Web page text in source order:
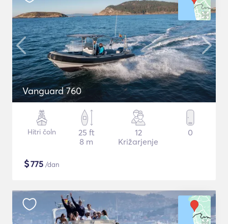
Vanguard 760
Hitri čoln
25 ft
8 m
12
Križarjenje
0
$775 /dan